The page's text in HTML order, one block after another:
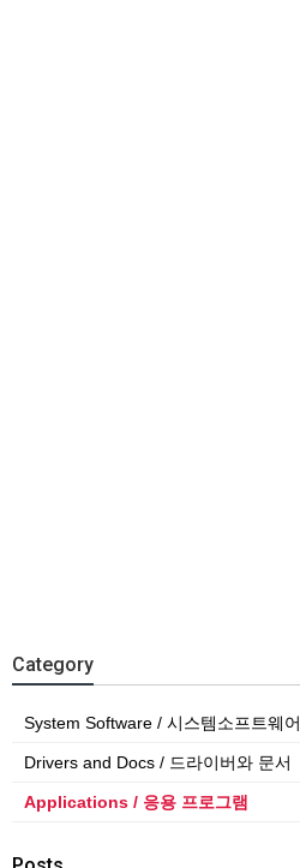
Category
System Software / 시스템소프트웨어
Drivers and Docs / 드라이버와 문서
Applications / 응용 프로그램